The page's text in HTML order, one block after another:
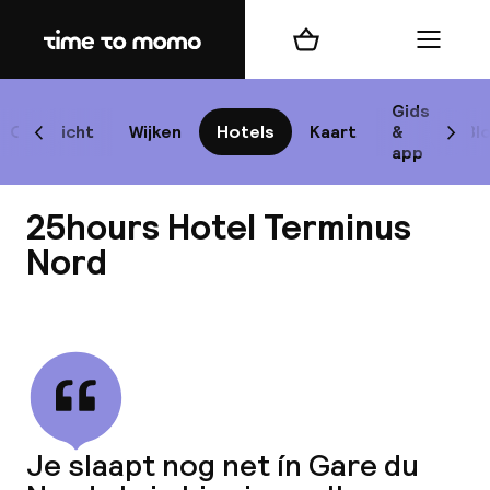
Home
Overzicht Wijken Hotels Kaart
Gids
&
app
Scroll naar links
Winkelmand Menu
25hours Hotel Terminus
Nord
Je slaapt nog net ín Gare du